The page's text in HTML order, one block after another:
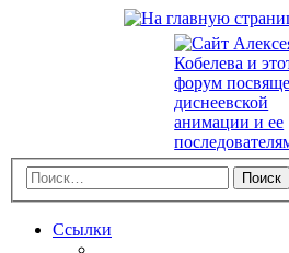
Поиск
Ссылки